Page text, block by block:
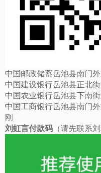
中国邮政储蓄岳池县南门外
中国建设银行岳池县正北街
中国农业银行岳池县下南街
中国工商银行岳池县南门外
刚
刘虹言付款码 （请先联系